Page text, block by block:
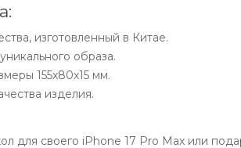
изготовленный в Китае.
образа.
155x80x15 мм.
изделия.
для своего iPhone 17 Pro Max или